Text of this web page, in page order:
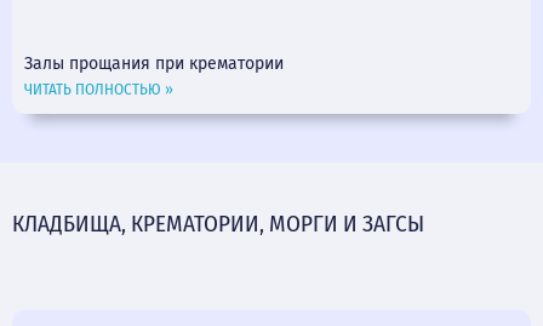
Залы прощания при крематории
ЧИТАТЬ ПОЛНОСТЬЮ »
КЛАДБИЩА, КРЕМАТОРИИ, МОРГИ И ЗАГСЫ